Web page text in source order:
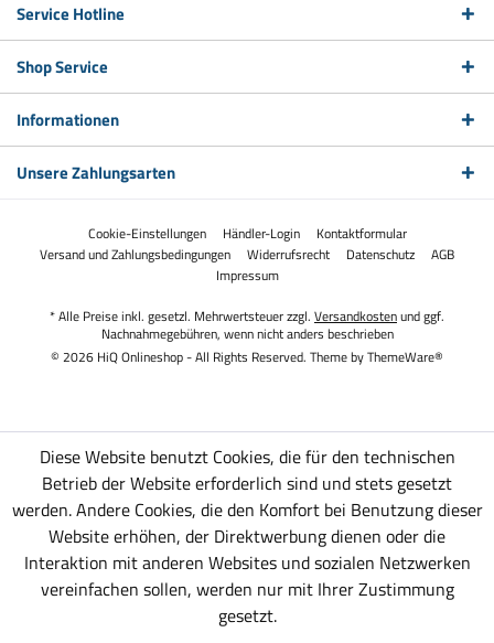
Service Hotline
Shop Service
Informationen
Unsere Zahlungsarten
Cookie-Einstellungen Händler-Login
Kontaktformular
Versand und Zahlungsbedingungen
Widerrufsrecht Datenschutz
AGB
Impressum
* Alle Preise inkl. gesetzl. Mehrwertsteuer zzgl. Versandkostenund ggf.
Nachnahmegebühren, wenn nicht anders beschrieben
© 2026 HiQ Onlineshop - All Rights Reserved. Theme byThemeWare®
Diese Website benutzt Cookies, die für den technischen
Betrieb der Website erforderlich sind und stets gesetzt
werden. Andere Cookies, die den Komfort bei Benutzung dieser
Website erhöhen, der Direktwerbung dienen oder die
Interaktion mit anderen Websites und sozialen Netzwerken
vereinfachen sollen, werden nur mit Ihrer Zustimmung
gesetzt.